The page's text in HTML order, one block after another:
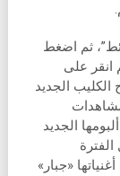
ثم اضغط
انقر على
الجديد
الجديد
«جبار»